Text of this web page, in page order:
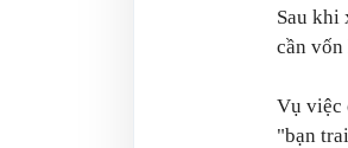
Sau khi
cần vốn
Vụ việc
"bạn